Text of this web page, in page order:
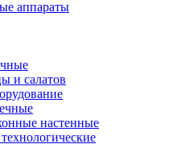
аппараты
и салатов
настенные